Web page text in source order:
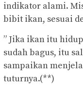
indikator alami.
bibit ikan, sesuai
” Jika ikan itu
sudah bagus, itu
sampaikan
tuturnya.(**)